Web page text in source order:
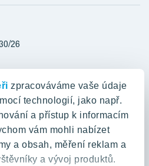
zpracováváme vaše údaje
technologií, jako např.
a přístup k informacím
vám mohli nabízet
a obsah, měření reklam a
a vývoj produktů.
26